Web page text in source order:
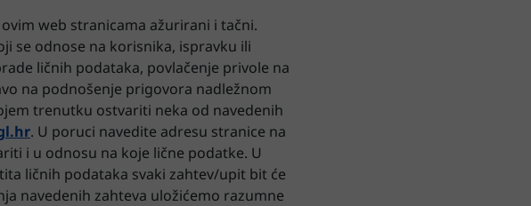
web stranicama ažurirani i tačni.
se odnose na korisnika, ispravku ili
ličnih podataka, povlačenje privole na
na podnošenje prigovora nadležnom
trenutku ostvariti neka od navedenih
. U poruci navedite adresu stranice na
i u odnosu na koje lične podatke. U
ličnih podataka svaki zahtev/upit bit će
navedenih zahteva uložićemo razumne